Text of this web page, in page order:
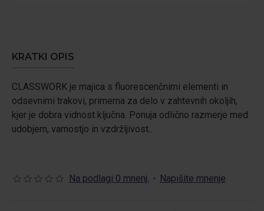
KRATKI OPIS
CLASSWORK je majica s fluorescenčnimi elementi in
odsevnimi trakovi, primerna za delo v zahtevnih okoljih,
kjer je dobra vidnost ključna. Ponuja odlično razmerje med
udobjem, varnostjo in vzdržljivost..
Na podlagi 0 mnenj. - Napišite mnenje